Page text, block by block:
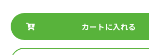
カートに入れる